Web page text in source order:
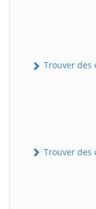
Trouver des
Trouver des